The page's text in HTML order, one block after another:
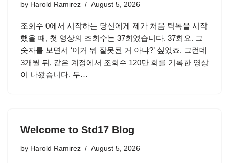
by Harold Ramirez August 5, 2026
조회수 0에서 시작하는 당신에게 제가 처음 틱톡을 시작
했을 때, 첫 영상의 조회수는 37회였습니다. 37회요. 그
숫자를 보면서 ‘이거 뭐 잘못된 거 아냐?’ 싶었죠. 그런데
3개월 뒤, 같은 계정에서 조회수 120만 회를 기록한 영상
이 나왔습니다. 두…
Welcome to Std17 Blog
by Harold Ramirez August 5, 2026